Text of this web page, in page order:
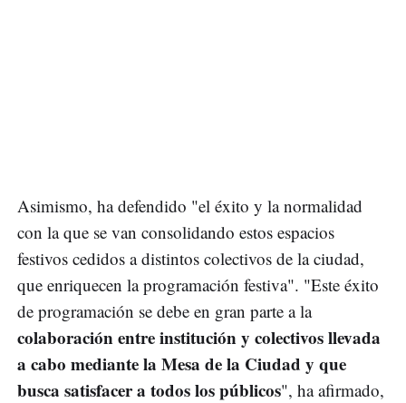
Asimismo, ha defendido "el éxito y la normalidad
con la que se van consolidando estos espacios
festivos cedidos a distintos colectivos de la ciudad,
que enriquecen la programación festiva". "Este éxito
de programación se debe en gran parte a la
colaboración entre institución y colectivos llevada
a cabo mediante la Mesa de la Ciudad y que
busca satisfacer a todos los públicos", ha afirmado,